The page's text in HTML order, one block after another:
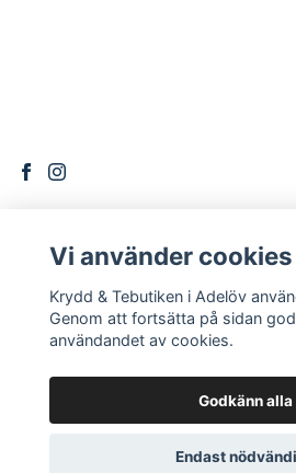
DITT KONTO
Logga in
© 2026 Krydd &
Vi använder cookies
Krydd & Tebutiken i Adelöv
Genom att fortsätta på sidan
användandet av cookies.
Godkänn alla
Endast